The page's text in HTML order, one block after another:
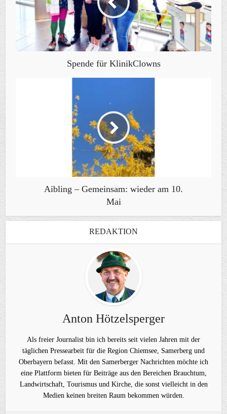
Spende für KlinikClowns
Aibling – Gemeinsam: wieder am 10.
Mai
REDAKTION
Anton Hötzelsperger
Als freier Journalist bin ich bereits seit vielen Jahren mit der
täglichen Pressearbeit für die Region Chiemsee, Samerberg und
Oberbayern befasst. Mit den Samerberger Nachrichten möchte ich
eine Plattform bieten für Beiträge aus den Bereichen Brauchtum,
Landwirtschaft, Tourismus und Kirche, die sonst vielleicht in den
Medien keinen breiten Raum bekommen würden.